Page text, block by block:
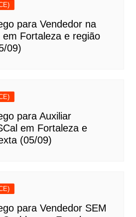
para Vendedor na
em Fortaleza e região
09)
para Auxiliar
em Fortaleza e
(05/09)
para Vendedor SEM